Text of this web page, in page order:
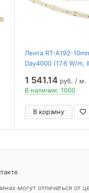
Лента RT-A192-
Day4000 (17.6 W/m,
высок.эфф.150 лм/Вт)
1 541.14 руб. / м.
В наличии: 1000
В корзину
могут отличаться